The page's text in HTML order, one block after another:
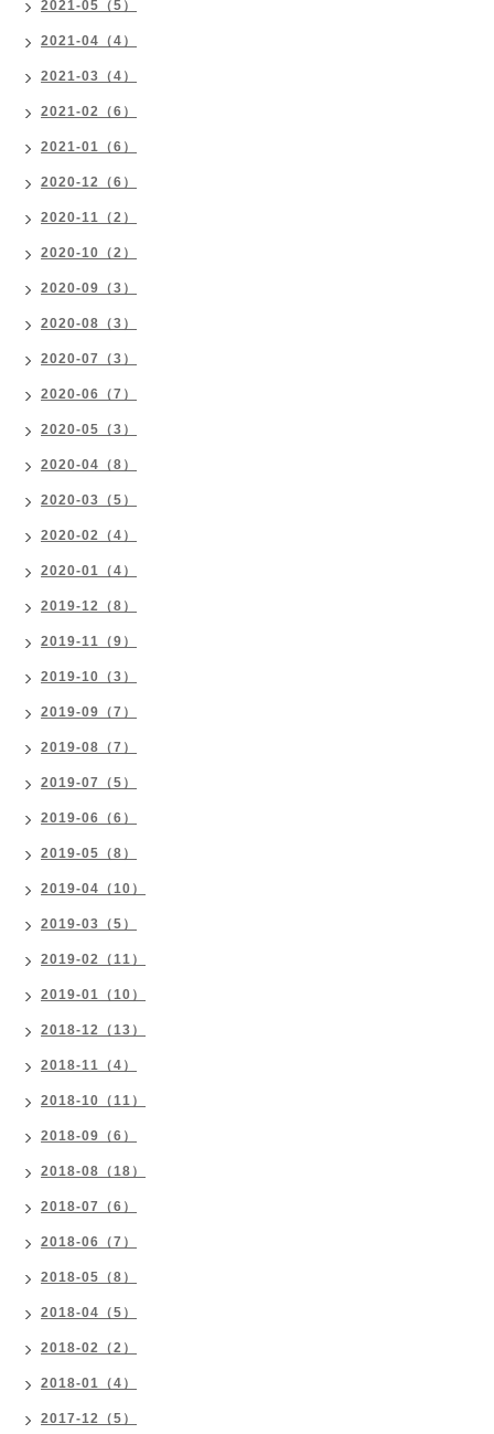
2021-05（5）
2021-04（4）
2021-03（4）
2021-02（6）
2021-01（6）
2020-12（6）
2020-11（2）
2020-10（2）
2020-09（3）
2020-08（3）
2020-07（3）
2020-06（7）
2020-05（3）
2020-04（8）
2020-03（5）
2020-02（4）
2020-01（4）
2019-12（8）
2019-11（9）
2019-10（3）
2019-09（7）
2019-08（7）
2019-07（5）
2019-06（6）
2019-05（8）
2019-04（10）
2019-03（5）
2019-02（11）
2019-01（10）
2018-12（13）
2018-11（4）
2018-10（11）
2018-09（6）
2018-08（18）
2018-07（6）
2018-06（7）
2018-05（8）
2018-04（5）
2018-02（2）
2018-01（4）
2017-12（5）